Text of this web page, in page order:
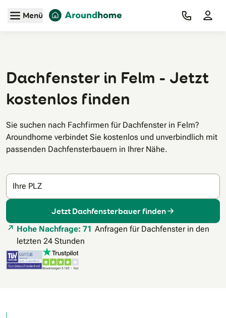
Zum Hauptinhalt
Menü
Dachfenster in Felm - Jetzt
kostenlos finden
Sie suchen nach Fachfirmen für Dachfenster in Felm?
Aroundhome verbindet Sie kostenlos und unverbindlich mit
passenden Dachfensterbauern in Ihrer Nähe.
Ihre PLZ
Jetzt Dachfensterbauer finden
Hohe Nachfrage: 71 Anfragen für Dachfenster in den
letzten 24 Stunden